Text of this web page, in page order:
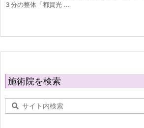
３分の整体「都賀光 ...
施術院を検索